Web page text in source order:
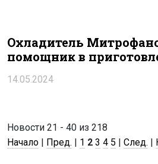
Охладитель
помощник в
14.05.2024
Новости 21 - 40 из 218
Начало | Пред. | 1 2 3 4 5 | След. |